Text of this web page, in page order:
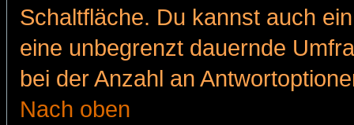
Schaltfläche. Du kannst auch
eine unbegrenzt dauernde
bei der Anzahl an
Nach oben